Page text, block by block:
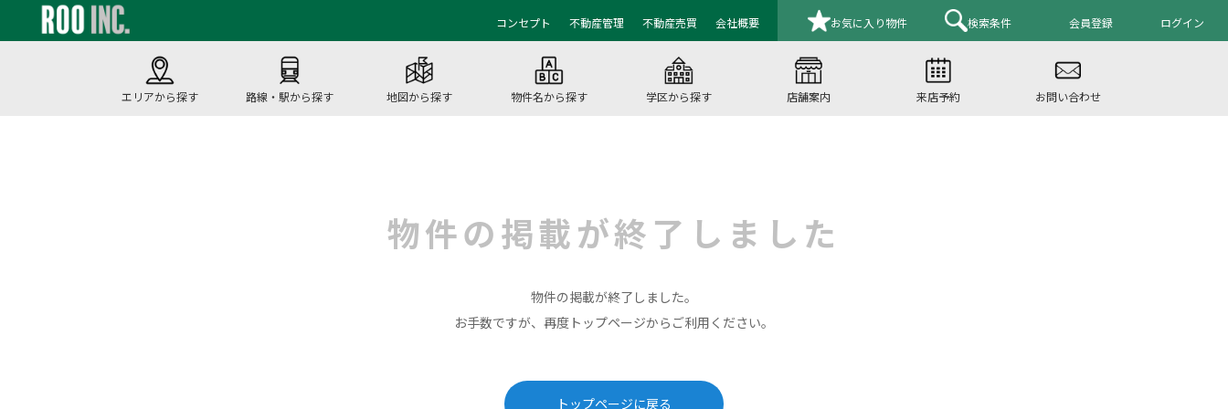
コンセプト 不動産管理 不動産売買 会社概要 お気に入り物件 検索条件 会員登録 ログイン
エリアから探す 路線・駅から探す 地図から探す 物件名から探す 学区から探す 店舗案内 来店予約 お問い合わせ
物件の掲載が終了しました
物件の掲載が終了しました。
お手数ですが、再度トップページからご利用ください。
トップページに戻る